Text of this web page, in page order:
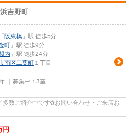
吉野町
「 阪東橋 」駅 徒歩5分
町 」駅 徒歩9分
内 」駅 徒歩24分
南区二葉町 １丁目
｜募集中： 3室
多数ご紹介中です✿お問い合わせ・ご来店お
円